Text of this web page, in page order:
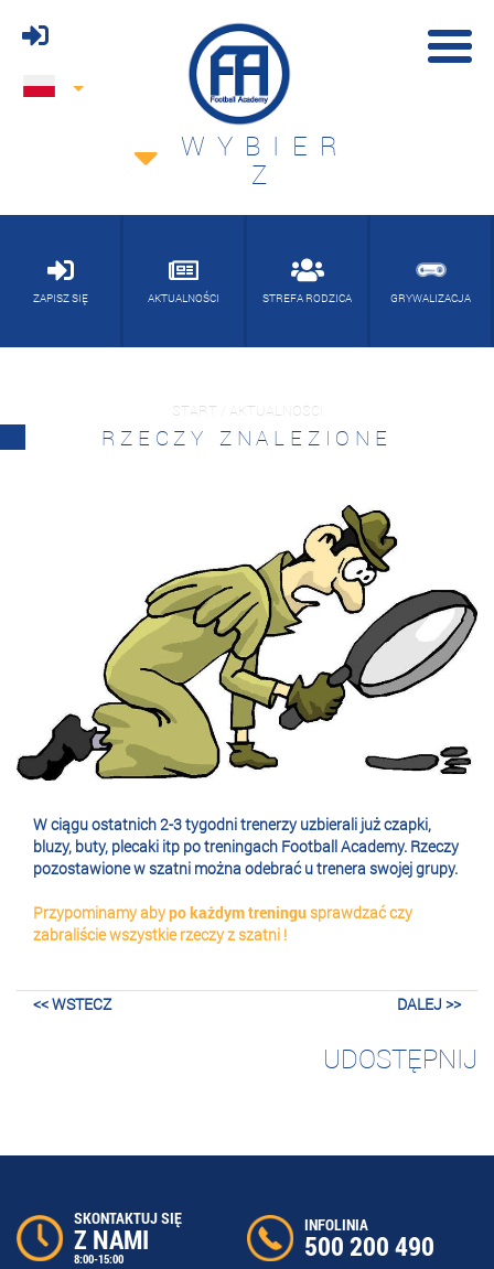
WYBIER
Z
ZAPISZ SIĘ AKTUALNOŚCI STREFA RODZICA GRYWALIZACJA
START / AKTUALNOŚCI
RZECZY ZNALEZIONE
W ciągu ostatnich 2-3 tygodni trenerzy uzbierali już czapki,
bluzy, buty, plecaki itp po treningach Football Academy. Rzeczy
pozostawione w szatni można odebrać u trenera swojej grupy.
Przypominamy abypo każdym treningusprawdzać czy
zabraliście wszystkie rzeczy z szatni !
<< WSTECZ DALEJ >>
UDOSTĘPNIJ
SKONTAKTUJ SIĘ
Z NAMI
8:00-15:00
INFOLINIA
500 200 490